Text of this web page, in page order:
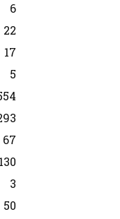
6
22
17
5
67
130
3
50